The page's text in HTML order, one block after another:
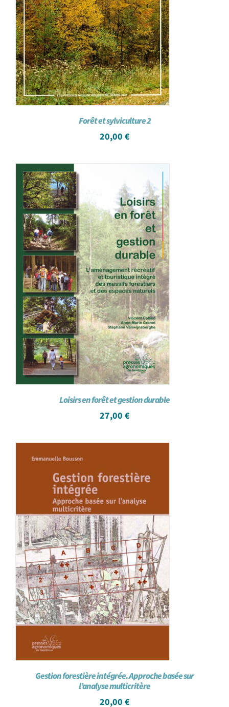
Forêt et sylviculture 2
20,00 €
Loisirs en forêt et gestion durable
27,00 €
Gestion forestière intégrée. Approche basée sur
l’analyse multicritère
20,00 €